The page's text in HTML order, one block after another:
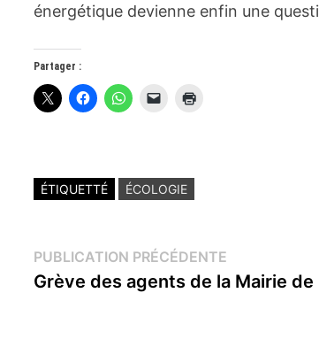
énergétique devienne enfin une
Partager :
ÉTIQUETTÉ ÉCOLOGIE
Navigation
de
PUBLICATION PRÉCÉDENTE
précédente
Grève des agents de la Mairie